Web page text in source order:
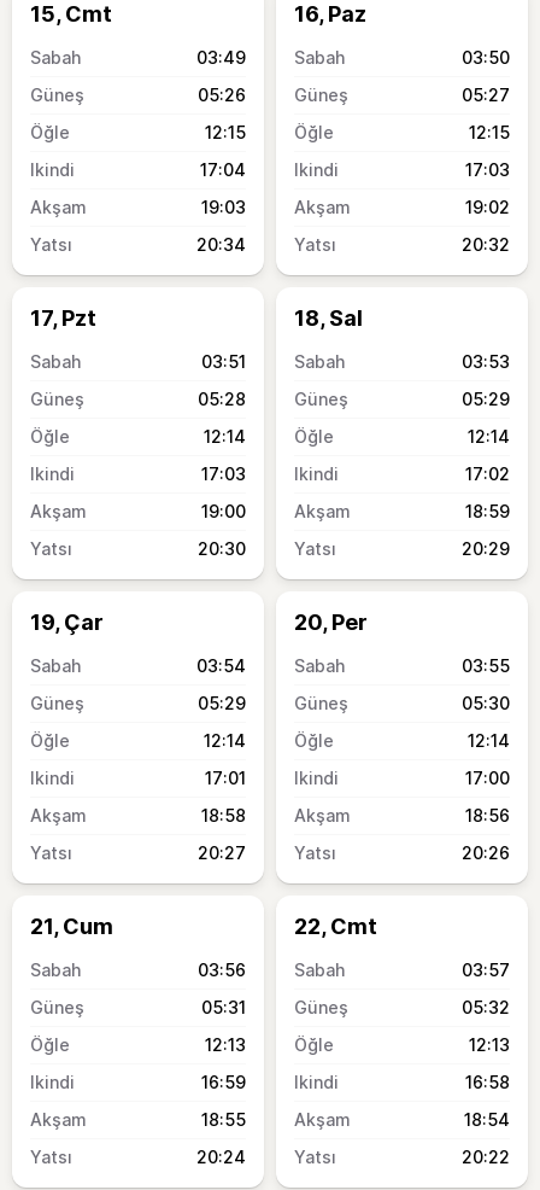
15, Cmt
03:49
05:26
12:15
17:04
19:03
20:34
16, Paz
03:50
05:27
12:15
17:03
19:02
20:32
17, Pzt
03:51
05:28
12:14
17:03
19:00
20:30
18, Sal
03:53
05:29
12:14
17:02
18:59
20:29
19, Çar
03:54
05:29
12:14
17:01
18:58
20:27
20, Per
03:55
05:30
12:14
17:00
18:56
20:26
21, Cum
03:56
05:31
12:13
16:59
18:55
20:24
22, Cmt
03:57
05:32
12:13
16:58
18:54
20:22